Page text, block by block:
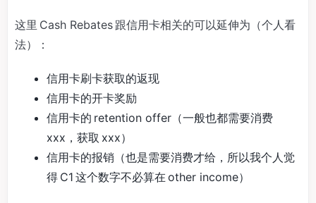
这里 Cash Rebates 跟信用卡相关的可以延伸为（个人看
法）：
信用卡刷卡获取的返现
信用卡的开卡奖励
信用卡的 retention offer（一般也都需要消费
xxx，获取 xxx）
信用卡的报销（也是需要消费才给，所以我个人觉
得 C1 这个数字不必算在 other income）